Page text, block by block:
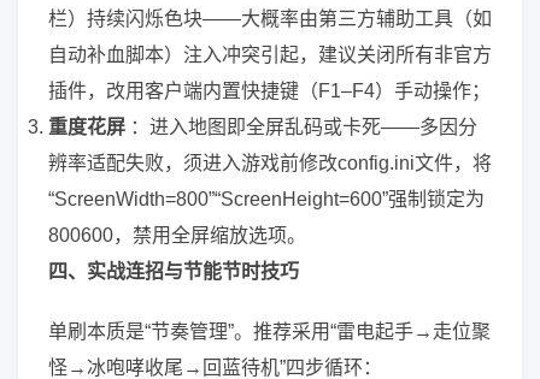
栏）持续闪烁色块——大概率由第三方辅助工具（如
自动补血脚本）注入冲突引起，建议关闭所有非官方
插件，改用客户端内置快捷键（F1–F4）手动操作；
重度花屏 ：进入地图即全屏乱码或卡死——多因分
辨率适配失败，须进入游戏前修改config.ini文件，将
“ScreenWidth=800”“ScreenHeight=600”强制锁定为
800600，禁用全屏缩放选项。
四、实战连招与节能节时技巧
单刷本质是“节奏管理”。推荐采用“雷电起手→走位聚
怪→冰咆哮收尾→回蓝待机”四步循环：